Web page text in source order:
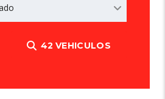
42 VEHICULOS